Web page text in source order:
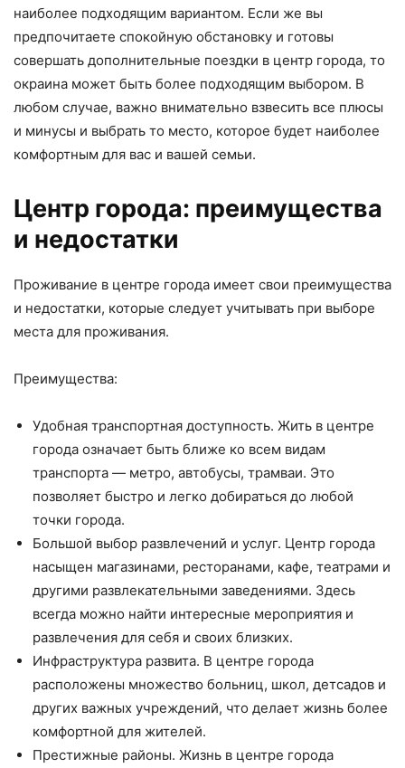
наиболее подходящим вариантом. Если же вы
предпочитаете спокойную обстановку и готовы
совершать дополнительные поездки в центр города, то
окраина может быть более подходящим выбором. В
любом случае, важно внимательно взвесить все плюсы
и минусы и выбрать то место, которое будет наиболее
комфортным для вас и вашей семьи.
Центр города: преимущества
и недостатки
Проживание в центре города имеет свои преимущества
и недостатки, которые следует учитывать при выборе
места для проживания.
Преимущества:
Удобная транспортная доступность. Жить в центре
города означает быть ближе ко всем видам
транспорта — метро, автобусы, трамваи. Это
позволяет быстро и легко добираться до любой
точки города.
Большой выбор развлечений и услуг. Центр города
насыщен магазинами, ресторанами, кафе, театрами и
другими развлекательными заведениями. Здесь
всегда можно найти интересные мероприятия и
развлечения для себя и своих близких.
Инфраструктура развита. В центре города
расположены множество больниц, школ, детсадов и
других важных учреждений, что делает жизнь более
комфортной для жителей.
Престижные районы. Жизнь в центре города